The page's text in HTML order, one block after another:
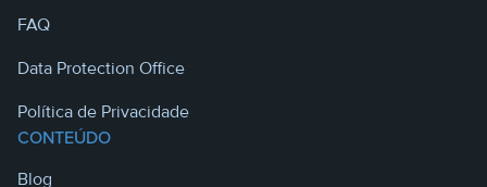
FAQ
Data Protection Office
Política de Privacidade
CONTEÚDO
Blog